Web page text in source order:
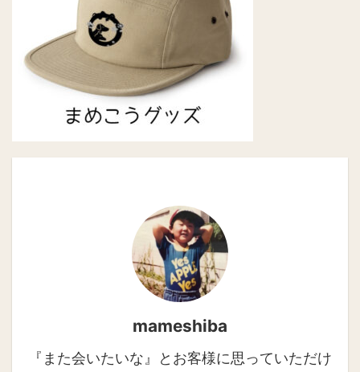
mameshiba
『また会いたいな』とお客様に思っていただけ